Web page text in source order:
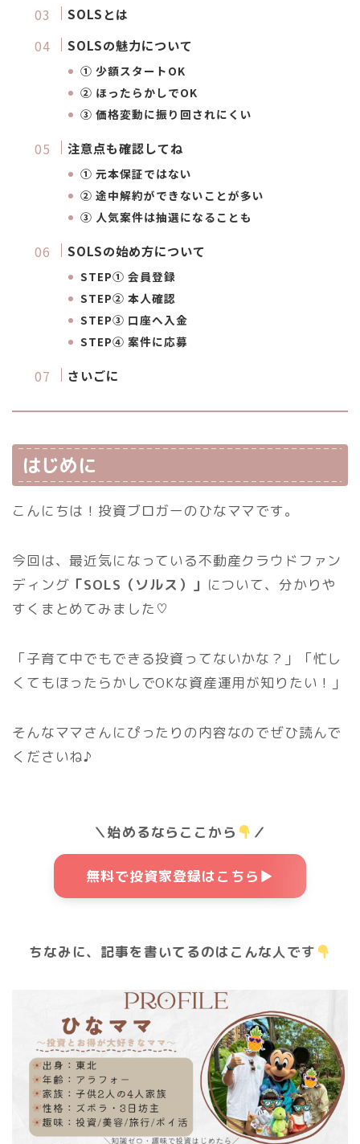
SOLSとは
SOLSの魅力について
① 少額スタートOK
② ほったらかしでOK
③ 価格変動に振り回されにくい
注意点も確認してね
① 元本保証ではない
② 途中解約ができないことが多い
③ 人気案件は抽選になることも
SOLSの始め方について
STEP① 会員登録
STEP② 本人確認
STEP③ 口座へ入金
STEP④ 案件に応募
さいごに
はじめに
こんにちは！投資ブロガーのひなママです。
今回は、最近気になっている不動産クラウドファン
ディング 「SOLS（ソルス）」 について、分かりや
すくまとめてみました♡
「子育て中でもできる投資ってないかな？」「忙し
くてもほったらかしでOKな資産運用が知りたい！」
そんなママさんにぴったりの内容なのでぜひ読んで
くださいね♪
＼始めるならここから ／
無料で投資家登録はこちら▶
ちなみに、記事を書いてるのはこんな人です